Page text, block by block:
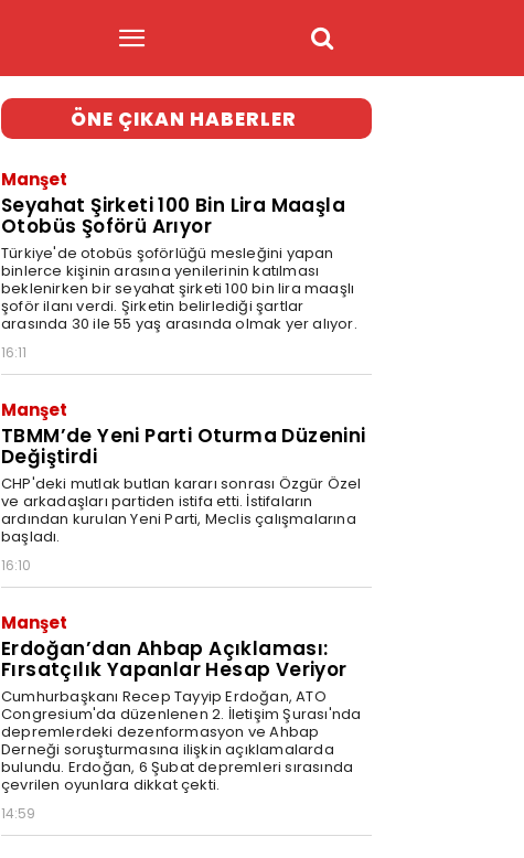
ÖNE ÇIKAN HABERLER
Manşet
Seyahat Şirketi 100 Bin Lira Maaşla
Otobüs Şoförü Arıyor
Türkiye'de otobüs şoförlüğü mesleğini yapan
binlerce kişinin arasına yenilerinin katılması
beklenirken bir seyahat şirketi 100 bin lira maaşlı
şoför ilanı verdi. Şirketin belirlediği şartlar
arasında 30 ile 55 yaş arasında olmak yer alıyor.
16:11
Manşet
TBMM’de Yeni Parti Oturma Düzenini
Değiştirdi
CHP'deki mutlak butlan kararı sonrası Özgür Özel
ve arkadaşları partiden istifa etti. İstifaların
ardından kurulan Yeni Parti, Meclis çalışmalarına
başladı.
16:10
Manşet
Erdoğan’dan Ahbap Açıklaması:
Fırsatçılık Yapanlar Hesap Veriyor
Cumhurbaşkanı Recep Tayyip Erdoğan, ATO
Congresium'da düzenlenen 2. İletişim Şurası'nda
depremlerdeki dezenformasyon ve Ahbap
Derneği soruşturmasına ilişkin açıklamalarda
bulundu. Erdoğan, 6 Şubat depremleri sırasında
çevrilen oyunlara dikkat çekti.
14:59